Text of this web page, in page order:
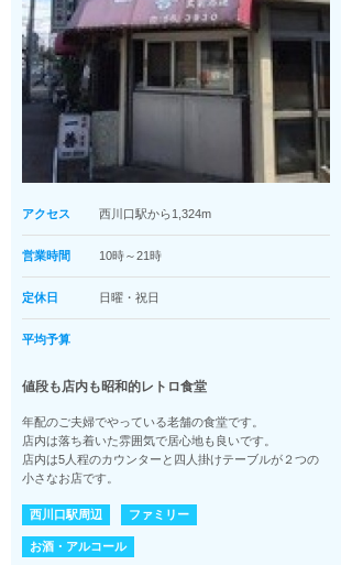
アクセス 西川口駅から1,324m
営業時間 10時～21時
定休日 日曜・祝日
平均予算
値段も店内も昭和的レトロ食堂
年配のご夫婦でやっている老舗の食堂です。
店内は落ち着いた雰囲気で居心地も良いです。
店内は5人程のカウンターと四人掛けテーブルが２つの
小さなお店です。
西川口駅周辺 ファミリー
お酒・アルコール